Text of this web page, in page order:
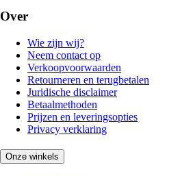
Over
Wie zijn wij?
Neem contact op
Verkoopvoorwaarden
Retourneren en terugbetalen
Juridische disclaimer
Betaalmethoden
Prijzen en leveringsopties
Privacy verklaring
Onze winkels